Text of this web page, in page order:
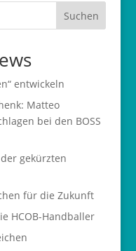
Suchen
entwickeln
Matteo
bei den BOSS
gekürzten
für die Zukunft
HCOB-Handballer